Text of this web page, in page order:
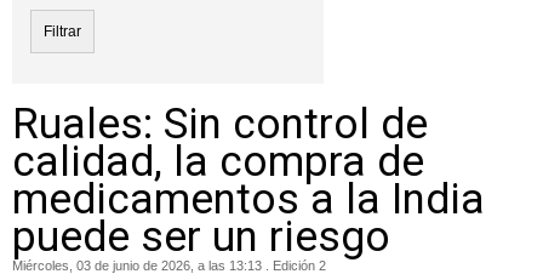
Ruales: Sin control de
calidad, la compra de
medicamentos a la India
puede ser un riesgo
Miércoles, 03 de junio de 2026, a las 13:13 . Edición 2